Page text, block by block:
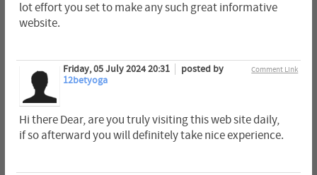
lot effort you set to make any such great informative
website.
Comment Link
Friday, 05 July 2024 20:31
posted by
12betyoga
Hi there Dear, are you truly visiting this web site daily,
if so afterward you will definitely take nice experience.